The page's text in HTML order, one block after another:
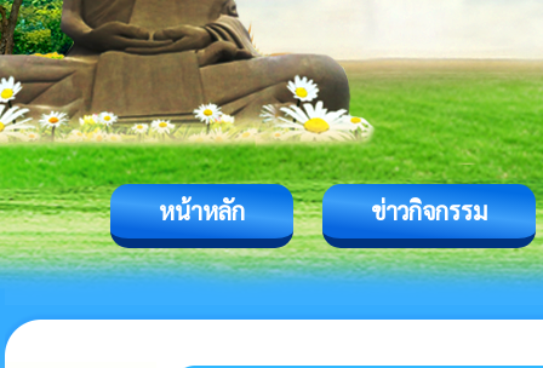
หน้าหลัก ข่าวกิจกรรม